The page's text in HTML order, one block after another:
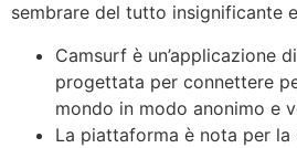
sembrare del tutto insignificante
Camsurf è un’applicazione
progettata per connettere
mondo in modo anonimo e
La piattaforma è nota per la